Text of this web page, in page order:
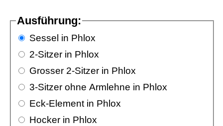
Ausführung:
Sessel in Phlox
2-Sitzer in Phlox
Grosser 2-Sitzer in Phlox
3-Sitzer ohne Armlehne in Phlox
Eck-Element in Phlox
Hocker in Phlox